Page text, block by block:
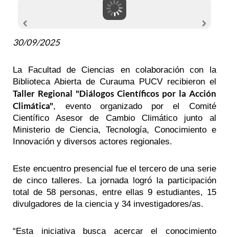
30/09/2025
La Facultad de Ciencias en colaboración con la
Biblioteca Abierta de Curauma PUCV recibieron el
Taller Regional "Diálogos Científicos por la Acción
Climática", evento organizado por el Comité
Científico Asesor de Cambio Climático junto al
Ministerio de Ciencia, Tecnología, Conocimiento e
Innovación y diversos actores regionales.
Este encuentro presencial fue el tercero de una serie
de cinco talleres. La jornada logró la participación
total de 58 personas, entre ellas 9 estudiantes, 15
divulgadores de la ciencia y 34 investigadores/as.
“Esta iniciativa busca acercar el conocimiento